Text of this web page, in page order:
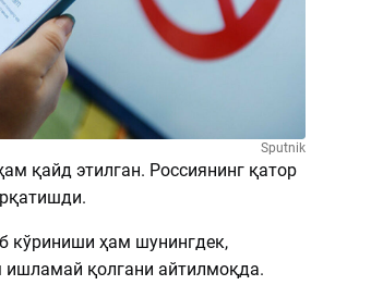
Sputnik
қайд этилган. Россиянинг қатор
кўриниши ҳам шунингдек,
ишламай қолгани айтилмоқда.